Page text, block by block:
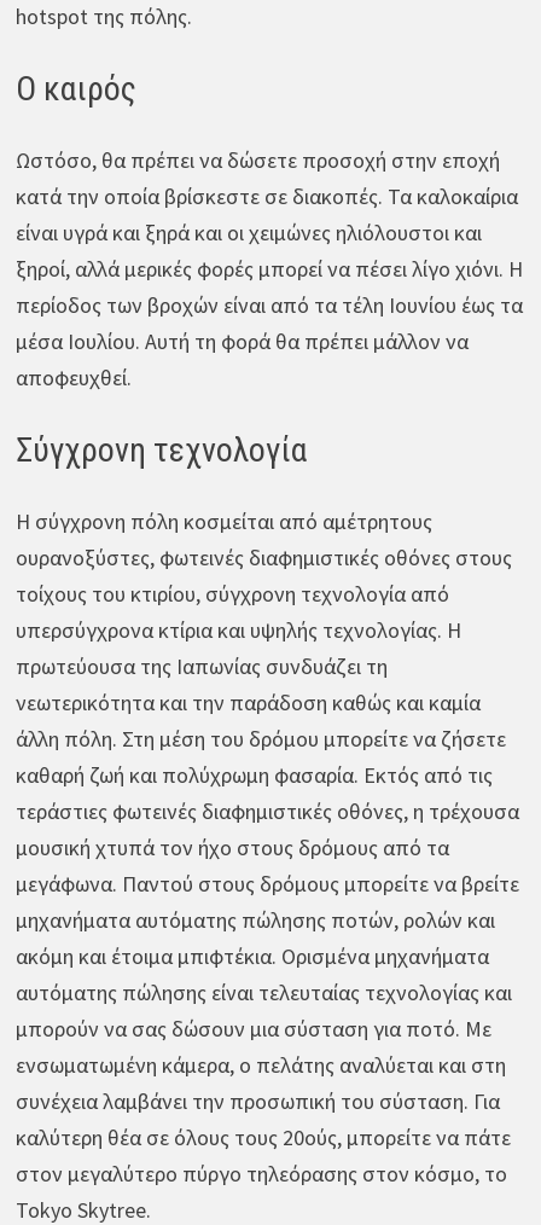
hotspot της πόλης.
Ο καιρός
Ωστόσο, θα πρέπει να δώσετε προσοχή στην εποχή
κατά την οποία βρίσκεστε σε διακοπές. Τα καλοκαίρια
είναι υγρά και ξηρά και οι χειμώνες ηλιόλουστοι και
ξηροί, αλλά μερικές φορές μπορεί να πέσει λίγο χιόνι. Η
περίοδος των βροχών είναι από τα τέλη Ιουνίου έως τα
μέσα Ιουλίου. Αυτή τη φορά θα πρέπει μάλλον να
αποφευχθεί.
Σύγχρονη τεχνολογία
Η σύγχρονη πόλη κοσμείται από αμέτρητους
ουρανοξύστες, φωτεινές διαφημιστικές οθόνες στους
τοίχους του κτιρίου, σύγχρονη τεχνολογία από
υπερσύγχρονα κτίρια και υψηλής τεχνολογίας. Η
πρωτεύουσα της Ιαπωνίας συνδυάζει τη
νεωτερικότητα και την παράδοση καθώς και καμία
άλλη πόλη. Στη μέση του δρόμου μπορείτε να ζήσετε
καθαρή ζωή και πολύχρωμη φασαρία. Εκτός από τις
τεράστιες φωτεινές διαφημιστικές οθόνες, η τρέχουσα
μουσική χτυπά τον ήχο στους δρόμους από τα
μεγάφωνα. Παντού στους δρόμους μπορείτε να βρείτε
μηχανήματα αυτόματης πώλησης ποτών, ρολών και
ακόμη και έτοιμα μπιφτέκια. Ορισμένα μηχανήματα
αυτόματης πώλησης είναι τελευταίας τεχνολογίας και
μπορούν να σας δώσουν μια σύσταση για ποτό. Με
ενσωματωμένη κάμερα, ο πελάτης αναλύεται και στη
συνέχεια λαμβάνει την προσωπική του σύσταση. Για
καλύτερη θέα σε όλους τους 20ούς, μπορείτε να πάτε
στον μεγαλύτερο πύργο τηλεόρασης στον κόσμο, το
Tokyo Skytree.